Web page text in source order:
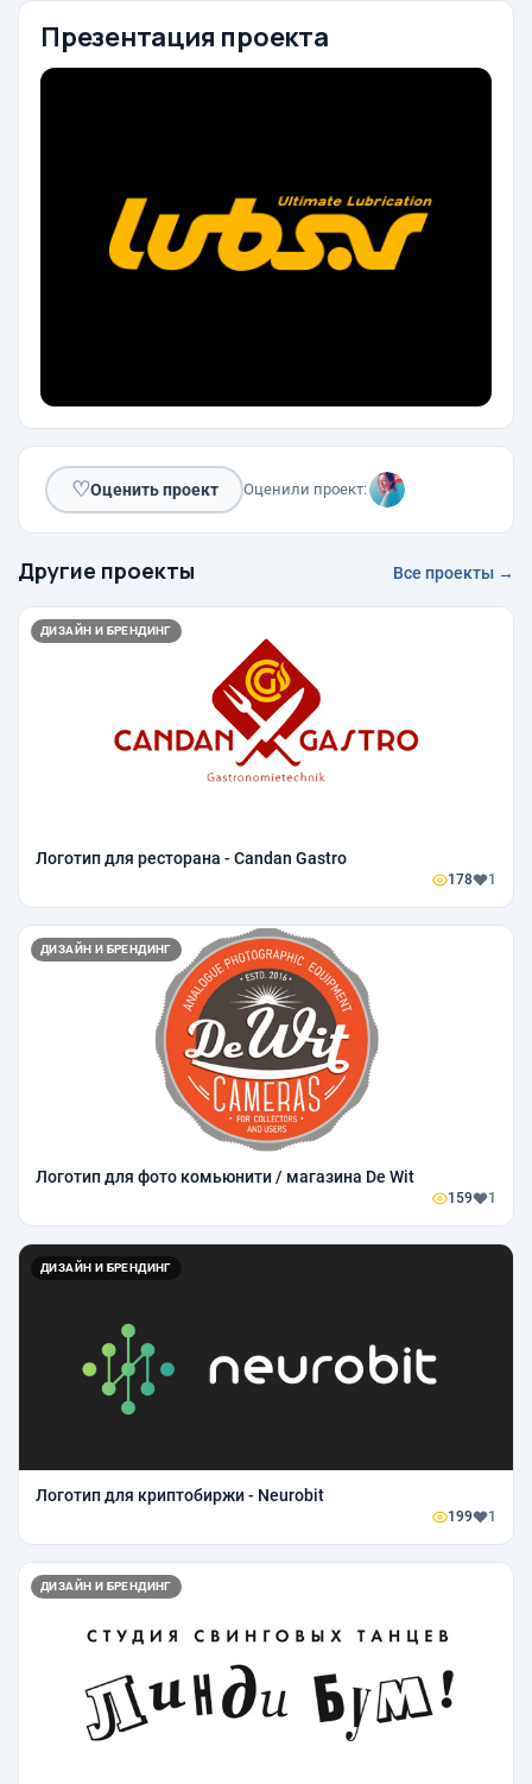
Презентация проекта
♡Оценить проект Оценили проект:
Другие проекты Все проекты →
ДИЗАЙН И БРЕНДИНГ
Логотип для ресторана - Candan Gastro
178 1
ДИЗАЙН И БРЕНДИНГ
Логотип для фото комьюнити / магазина De Wit
159 1
ДИЗАЙН И БРЕНДИНГ
Логотип для криптобиржи - Neurobit
199 1
ДИЗАЙН И БРЕНДИНГ